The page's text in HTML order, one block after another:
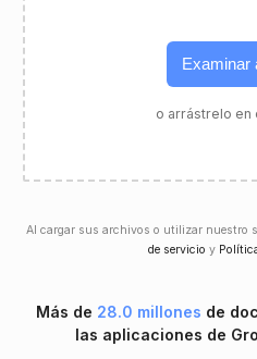
Examinar
o arrástrelo en
Al cargar sus archivos o utilizar nuestro
de servicio y
Más de 28.0 millones de
las aplicaciones de